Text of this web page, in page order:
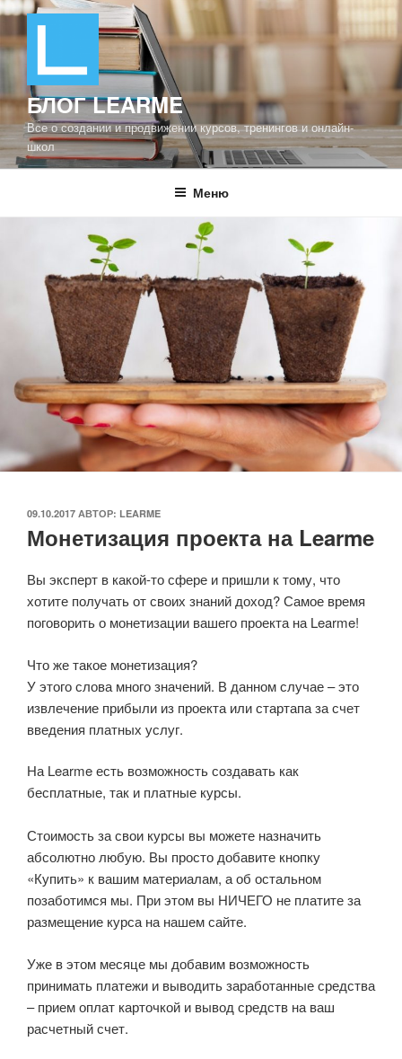
Перейти
содержимому
БЛОГ LEARME
Все о создании и продвижении курсов, тренингов и онлайн-
школ
Меню
ОПУБЛИКОВАНО
09.10.2017 АВТОР: LEARME
Монетизация проекта на Learme
Вы эксперт в какой-то сфере и пришли к тому, что
хотите получать от своих знаний доход? Самое время
поговорить о монетизации вашего проекта на Learme!
Что же такое монетизация?
У этого слова много значений. В данном случае – это
извлечение прибыли из проекта или стартапа за счет
введения платных услуг.
На Learme есть возможность создавать как
бесплатные, так и платные курсы.
Стоимость за свои курсы вы можете назначить
абсолютно любую. Вы просто добавите кнопку
«Купить» к вашим материалам, а об остальном
позаботимся мы. При этом вы НИЧЕГО не платите за
размещение курса на нашем сайте.
Уже в этом месяце мы добавим возможность
принимать платежи и выводить заработанные средства
– прием оплат карточкой и вывод средств на ваш
расчетный счет.